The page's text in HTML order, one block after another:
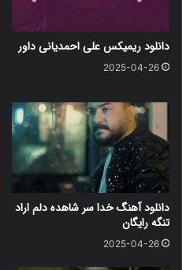
دانلود ریمیکس علی احمدیانی داور
2025-04-26
دانلود آهنگ خدا سر شاهده دلم اراد
تنگه رایگان
2025-04-26